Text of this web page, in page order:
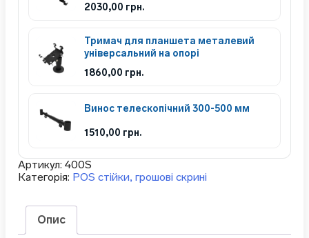
2030,00 грн.
Тримач для планшета металевий
універсальний на опорі
1860,00 грн.
Винос телескопічний 300-500 мм
1510,00 грн.
Артикул: 400S
Категорія: POS стійки, грошові скрині
Опис